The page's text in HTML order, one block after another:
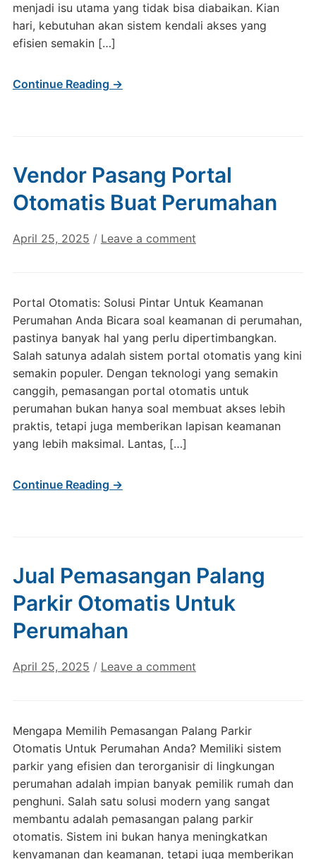
menjadi isu utama yang tidak bisa diabaikan. Kian
hari, kebutuhan akan sistem kendali akses yang
efisien semakin […]
Continue Reading →
Vendor Pasang Portal
Otomatis Buat Perumahan
April 25, 2025 / Leave a comment
Portal Otomatis: Solusi Pintar Untuk Keamanan
Perumahan Anda Bicara soal keamanan di perumahan,
pastinya banyak hal yang perlu dipertimbangkan.
Salah satunya adalah sistem portal otomatis yang kini
semakin populer. Dengan teknologi yang semakin
canggih, pemasangan portal otomatis untuk
perumahan bukan hanya soal membuat akses lebih
praktis, tetapi juga memberikan lapisan keamanan
yang lebih maksimal. Lantas, […]
Continue Reading →
Jual Pemasangan Palang
Parkir Otomatis Untuk
Perumahan
April 25, 2025 / Leave a comment
Mengapa Memilih Pemasangan Palang Parkir
Otomatis Untuk Perumahan Anda? Memiliki sistem
parkir yang efisien dan terorganisir di lingkungan
perumahan adalah impian banyak pemilik rumah dan
penghuni. Salah satu solusi modern yang sangat
membantu adalah pemasangan palang parkir
otomatis. Sistem ini bukan hanya meningkatkan
kenyamanan dan keamanan, tetapi juga memberikan